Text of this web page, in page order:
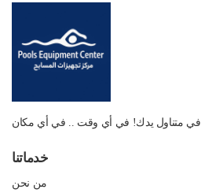
في متناول يدك! في أي وقت .. في أي مكان
خدماتنا
من نحن